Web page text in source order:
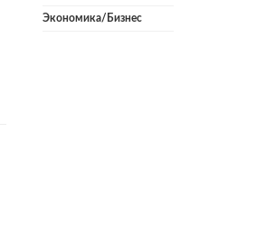
Экономика/Бизнес